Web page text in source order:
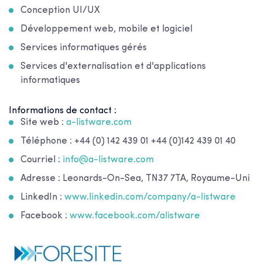
Conception UI/UX
Développement web, mobile et logiciel
Services informatiques gérés
Services d'externalisation et d'applications
informatiques
Informations de contact :
Site web : a-listware.com
Téléphone : +44 (0) 142 439 01 +44 (0)142 439 01 40
Courriel : info@a-listware.com
Adresse : Leonards-On-Sea, TN37 7TA, Royaume-Uni
LinkedIn : www.linkedin.com/company/a-listware
Facebook : www.facebook.com/alistware